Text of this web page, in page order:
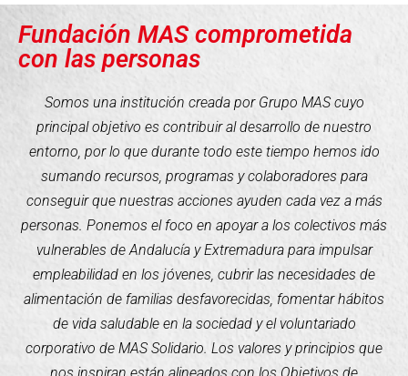
Fundación MAS comprometida
con las personas
Somos una institución creada por Grupo MAS cuyo
principal objetivo es contribuir al desarrollo de nuestro
entorno, por lo que durante todo este tiempo hemos ido
sumando recursos, programas y colaboradores para
conseguir que nuestras acciones ayuden cada vez a más
personas. Ponemos el foco en apoyar a los colectivos más
vulnerables de Andalucía y Extremadura para impulsar
empleabilidad en los jóvenes, cubrir las necesidades de
alimentación de familias desfavorecidas, fomentar hábitos
de vida saludable en la sociedad y el voluntariado
corporativo de MAS Solidario. Los valores y principios que